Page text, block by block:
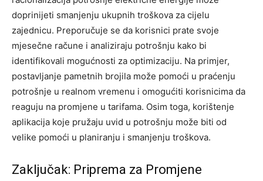
doprinijeti smanjenju ukupnih troškova za cijelu
zajednicu. Preporučuje se da korisnici prate svoje
mjesečne račune i analiziraju potrošnju kako bi
identifikovali mogućnosti za optimizaciju. Na primjer,
postavljanje pametnih brojila može pomoći u praćenju
potrošnje u realnom vremenu i omogućiti korisnicima da
reaguju na promjene u tarifama. Osim toga, korištenje
aplikacija koje pružaju uvid u potrošnju može biti od
velike pomoći u planiranju i smanjenju troškova.
Zaključak: Priprema za Promjene